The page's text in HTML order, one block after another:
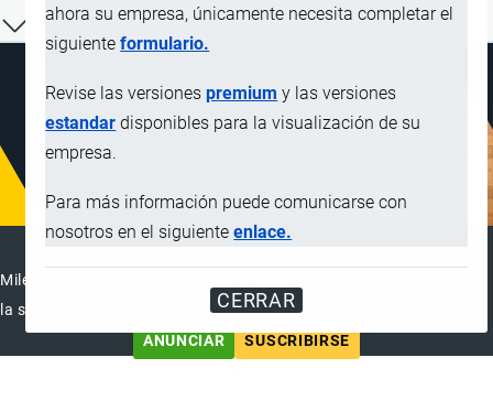
ahora su empresa, únicamente necesita completar el
siguienteformulario.
Revise las versionespremium y las versiones
estandar disponibles para la visualización de su
empresa.
Para más información puede comunicarse con
nosotros en el siguienteenlace.
CERRAR
Miles de visitantes ya vieron este anuncio, tu empresa puede ser
la siguiente
ANUNCIAR
SUSCRIBIRSE